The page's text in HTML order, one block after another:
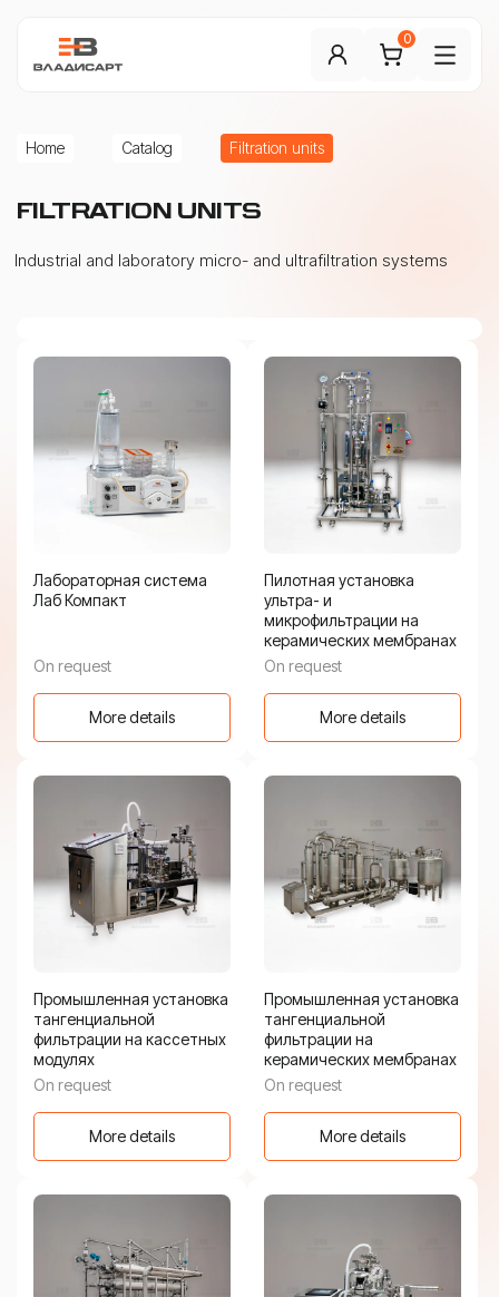
0
Home Catalog Filtration units
FILTRATION UNITS
Industrial and laboratory micro- and ultrafiltration systems
Лабораторная система
Лаб Компакт
On request
More details
Пилотная установка
ультра- и
микрофильтрации на
керамических мембранах
On request
More details
Промышленная установка
тангенциальной
фильтрации на кассетных
модулях
On request
More details
Промышленная установка
тангенциальной
фильтрации на
керамических мембранах
On request
More details